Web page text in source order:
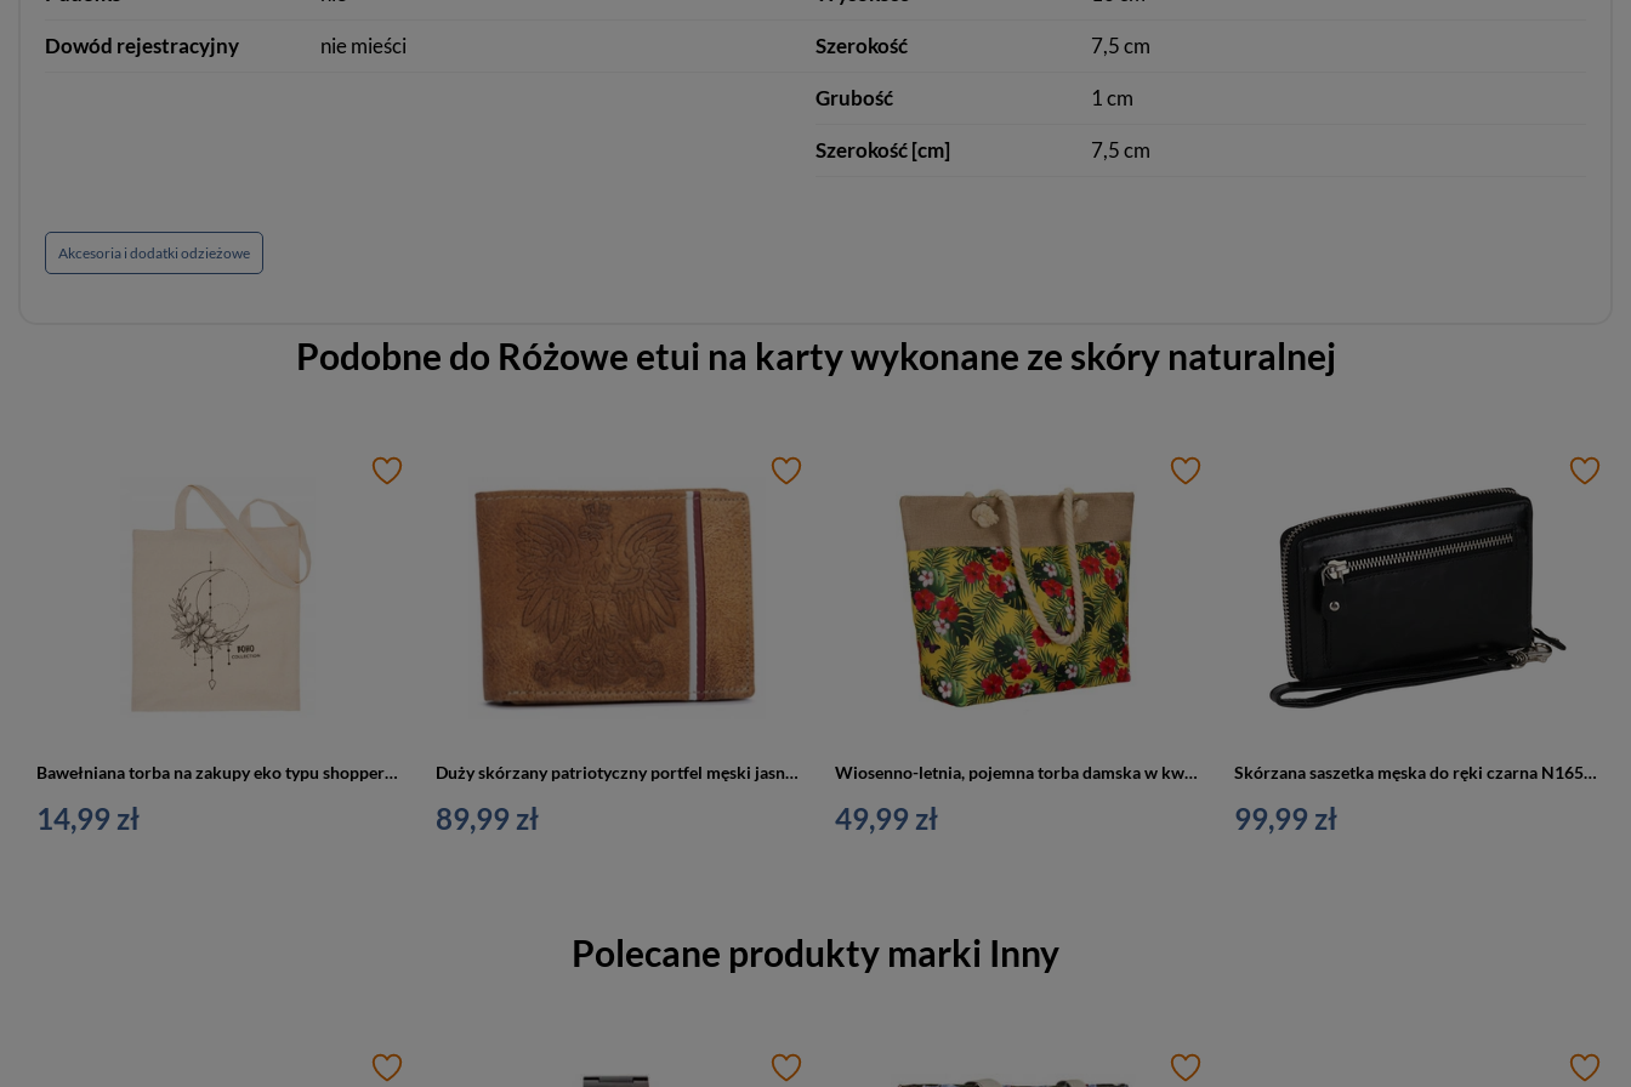
Dowód rejestracyjny nie mieści Szerokość 7,5 cm
Grubość 1 cm
Szerokość [cm] 7,5 cm
Akcesoria i dodatki odzieżowe
Podobne do Różowe etui na karty wykonane ze skóry naturalnej
Bawełniana torba na zakupy eko typu shopper bag 28
14,99 zł
Duży skórzany patriotyczny portfel męski jasnobrązowy RFID - N992A-HP-BL
89,99 zł
Wiosenno-letnia, pojemna torba damska w kwiaty
49,99 zł
Skórzana saszetka męska do ręki czarna N165-CC
99,99 zł
Polecane produkty marki Inny